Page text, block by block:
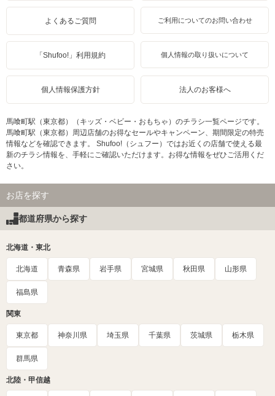
よくあるご質問 ご利用についてのお問い合わせ
「Shufoo!」利用規約 個人情報の取り扱いについて
個人情報保護方針 法人のお客様へ
馬喰町駅（東京都）（キッズ・ベビー・おもちゃ）のチラシ一覧ページです。
馬喰町駅（東京都）周辺店舗のお得なセールやキャンペーン、期間限定の特売
情報などを確認できます。 Shufoo!（シュフー）ではお近くの店舗で使える最
新のチラシ情報を、手軽にご確認いただけます。お得な情報をぜひご活用くだ
さい。
お店を探す
都道府県から探す
北海道・東北
北海道 青森県 岩手県 宮城県 秋田県 山形県
福島県
関東
東京都 神奈川県 埼玉県 千葉県 茨城県 栃木県
群馬県
北陸・甲信越